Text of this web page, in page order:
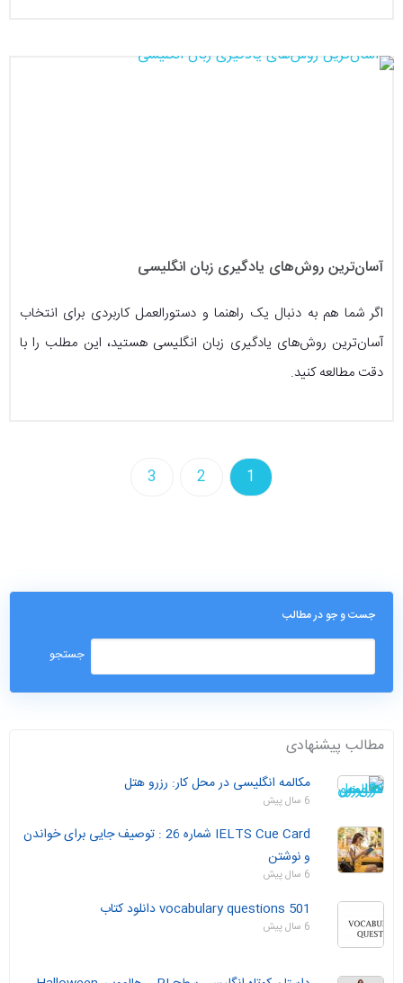
آسان‌ترین روش‌های یادگیری زبان انگلیسی
اگر شما هم به دنبال یک راهنما و دستورالعمل کاربردی برای انتخاب
آسان‌ترین روش‌های یادگیری زبان انگلیسی هستید، این مطلب را با
دقت مطالعه کنید.
1
2
3
جست و جو در مطالب
مطالب پیشنهادی
مکالمه انگلیسی در محل کار: رزرو هتل
6 سال پیش
IELTS Cue Card شماره 26 : توصیف جایی برای خواندن
و نوشتن
6 سال پیش
501 vocabulary questions دانلود کتاب
6 سال پیش